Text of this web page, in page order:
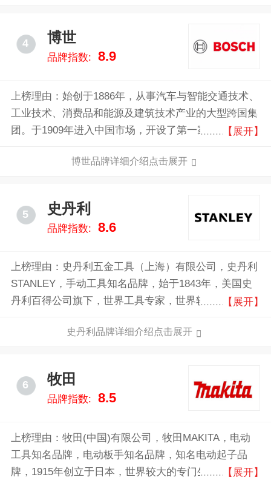
4 博世
品牌指数: 8.9
上榜理由：始创于1886年，从事汽车与智能交通技术、
工业技术、消费品和能源及建筑技术产业的大型跨国集
团。于1909年进入中国市场，开设了第一家贸易办事
间。在过去的112年里，博世见证了中国社会日新月异
【展开】
博世品牌详细介绍点击展开
5 史丹利
品牌指数: 8.6
上榜理由：史丹利五金工具（上海）有限公司，史丹利
STANLEY，手动工具知名品牌，始于1843年，美国史
丹利百得公司旗下，世界工具专家，世界较大的紧固类
【展开】
史丹利品牌详细介绍点击展开
6 牧田
品牌指数: 8.5
上榜理由：牧田(中国)有限公司，牧田MAKITA，电动
工具知名品牌，电动板手知名品牌，知名电动起子品
牌，1915年创立于日本，世界较大的专门生产专业电动
【展开】